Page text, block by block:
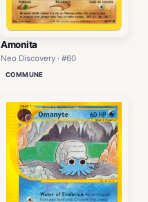
Amonita
Neo Discovery · #60
COMMUNE